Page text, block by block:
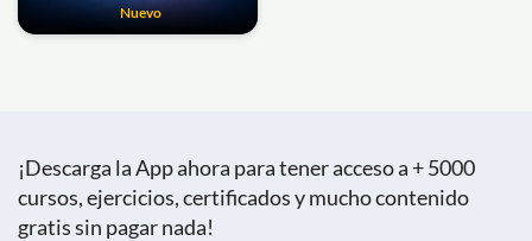
Nuevo
¡Descarga la App ahora para tener acceso a + 5000
cursos, ejercicios, certificados y mucho contenido
gratis sin pagar nada!